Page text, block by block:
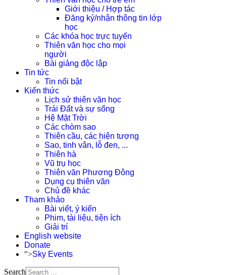
Giới thiệu / Hợp tác
Đăng ký/nhận thông tin lớp
học
Các khóa học trực tuyến
Thiên văn học cho mọi
người
Bài giảng độc lập
Tin tức
Tin nổi bật
Kiến thức
Lịch sử thiên văn học
Trái Đất và sự sống
Hệ Mặt Trời
Các chòm sao
Thiên cầu, các hiện tượng
Sao, tinh vân, lỗ đen, ...
Thiên hà
Vũ trụ học
Thiên văn Phương Đông
Dụng cụ thiên văn
Chủ đề khác
Tham khảo
Bài viết, ý kiến
Phim, tài liệu, tiện ích
Giải trí
English website
Donate
">Sky Events
Search